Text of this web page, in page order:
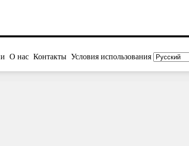
О нас Контакты Условия использования